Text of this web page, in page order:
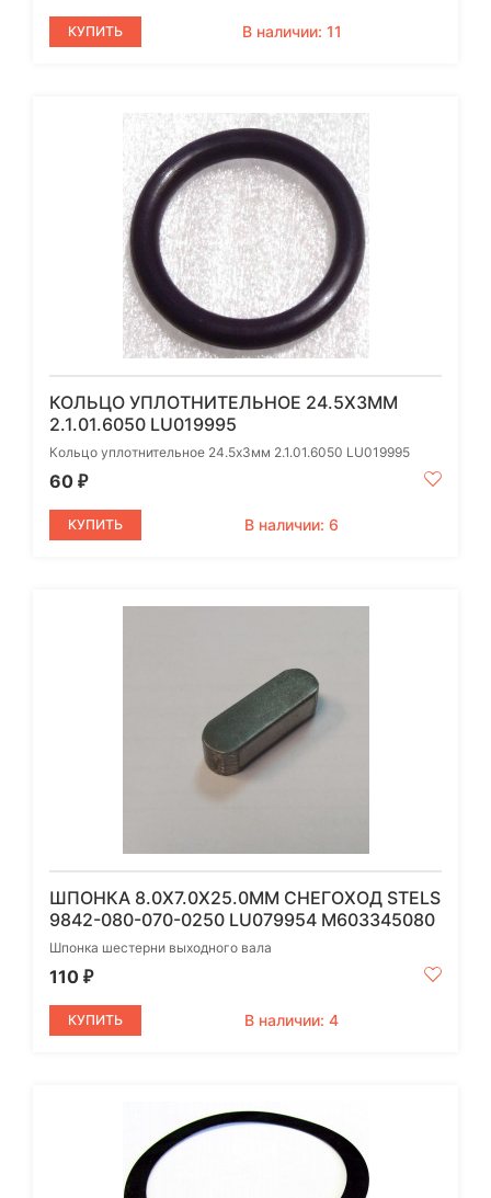
КУПИТЬ В наличии: 11
КОЛЬЦО УПЛОТНИТЕЛЬНОЕ 24.5Х3ММ
2.1.01.6050 LU019995
Кольцо уплотнительное 24.5х3мм 2.1.01.6050 LU019995
60 ₽
КУПИТЬ В наличии: 6
ШПОНКА 8.0X7.0X25.0ММ СНЕГОХОД STELS
9842-080-070-0250 LU079954 M603345080
Шпонка шестерни выходного вала
110 ₽
КУПИТЬ В наличии: 4